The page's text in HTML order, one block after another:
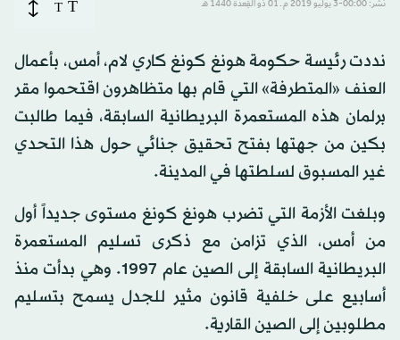
نُشر: 00:00-3 يوليو 2019 م ـ 01 ذو القِعدة 1440 هـ T
T
نددت رئيسة حكومة هونغ كونغ كاري لام، أمس، بأعمال
العنف «المتطرفة» التي قام بها متظاهرون اقتحموا مقر
برلمان هذه المستعمرة البريطانية السابقة، فيما طالبت
بكين من جهتها بفتح تحقيق جنائي حول هذا التحدي
غير المسبوق لسلطتها في المدينة.
وبلغت الأزمة التي تضرب هونغ كونغ مستوى جديداً أول
من أمس، الذي تزامن مع ذكرى تسليم المستعمرة
البريطانية السابقة إلى الصين عام 1997. وهي بدأت منذ
أسابيع على خلفية قانون مثير للجدل يسمح بتسليم
مطلوبين إلى الصين القارية.